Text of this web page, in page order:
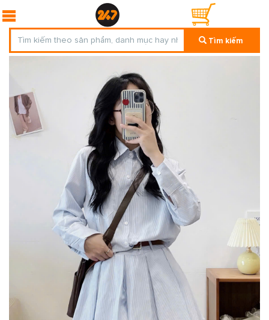
Tìm kiếm